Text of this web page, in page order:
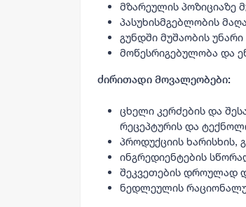
მზარეულის პოზიციაზე
პასუხისმგებლობის
გუნდში მუშაობის უნარი
მოწესრიგებულობა და
ძირითადი მოვალეობები:
ცხელი კერძების და
რეცეპტურის და
პროდუქციის ხარისხის,
ინგრედიენტების
შეკვეთების დროულად
ნედლეულის